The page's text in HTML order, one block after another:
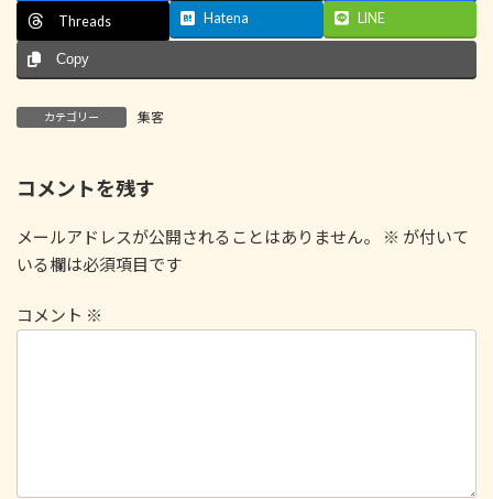
Threads Hatena LINE
Copy
カテゴリー 集客
コメントを残す
メールアドレスが公開されることはありません。 ※ が付いて
いる欄は必須項目です
コメント ※